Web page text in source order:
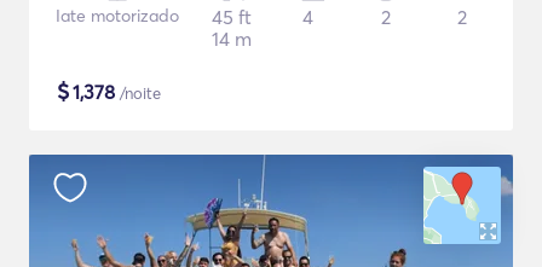
Iate motorizado
45 ft
14 m
4 2 2
$1,378 /noite